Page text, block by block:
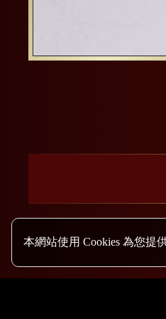
本網站使用 Cookies 為您提